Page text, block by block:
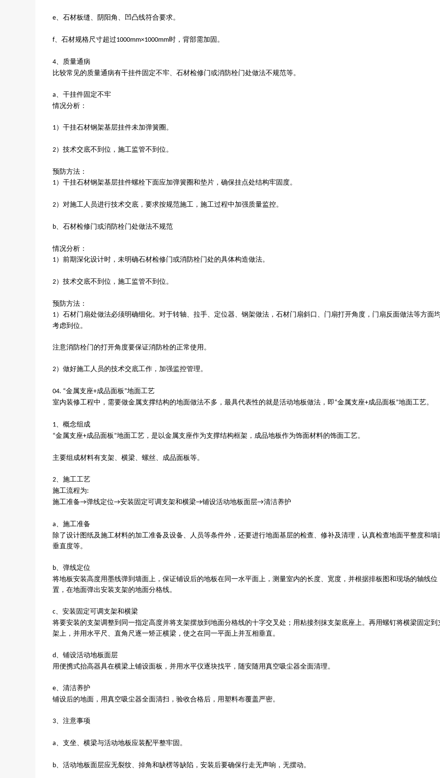
e、石材板缝、阴阳角、凹凸线符合要求。
f、石材规格尺寸超过1000mm×1000mm时，背部需加固。
4、质量通病
比较常见的质量通病有干挂件固定不牢、石材检修门或消防栓门处做法不规范等。
a、干挂件固定不牢
情况分析：
1）干挂石材钢架基层挂件未加弹簧圈。
2）技术交底不到位，施工监管不到位。
预防方法：
1）干挂石材钢架基层挂件螺栓下面应加弹簧圈和垫片，确保挂点处结构牢固度。
2）对施工人员进行技术交底，要求按规范施工，施工过程中加强质量监控。
b、石材检修门或消防栓门处做法不规范
情况分析：
1）前期深化设计时，未明确石材检修门或消防栓门处的具体构造做法。
2）技术交底不到位，施工监管不到位。
预防方法：
1）石材门扇处做法必须明确细化。对于转轴、拉手、定位器、钢架做法，石材门扇斜口、门扇打开角度，门扇反面做法等方面
考虑到位。
注意消防栓门的打开角度要保证消防栓的正常使用。
2）做好施工人员的技术交底工作，加强监控管理。
04. “金属支座+成品面板 ”地面工艺
室内装修工程中，需要做金属支撑结构的地面做法不多，最具代表性的就是活动地板做法，即“金属支座+成品面板 ”地面工艺。
1、 概念组成
“金属支座+成品面板 ”地面工艺，是以金属支座作为支撑结构框架，成品地板作为饰面材料的饰面工艺。
主要组成材料有支架、横梁、螺丝、成品面板等。
2、施工工艺
施工流程为:
施工准备→弹线定位→安装固定可调支架和横梁→铺设活动地板面层→清洁养护
a、施工准备
除了设计图纸及施工材料的加工准备及设备、人员等条件外，还要进行地面基层的检查、修补及清理，认真检查地面平整度和墙
垂直度等。
b、弹线定位
将地板安装高度用墨线弹到墙面上，保证铺设后的地板在同一水平面上，测量室内的长度、宽度，并根据排板图和现场的轴线位
置，在地面弹出安装支架的地面分格线。
c、安装固定可调支架和横梁
将要安装的支架调整到同一指定高度并将支架摆放到地面分格线的十字交叉处；用粘接剂抹支架底座上。再用螺钉将横梁固定到
架上，并用水平尺、直角尺逐一矫正横梁，使之在同一平面上并互相垂直。
d、铺设活动地板面层
用便携式抬高器具在横梁上铺设面板，并用水平仪逐块找平，随安随用真空吸尘器全面清理。
e、清洁养护
铺设后的地面，用真空吸尘器全面清扫，验收合格后，用塑料布覆盖严密。
3、注意事项
a、支坐、横梁与活动地板应装配平整牢固。
b、活动地板面层应无裂纹、掉角和缺楞等缺陷，安装后要确保行走无声响，无摆动。